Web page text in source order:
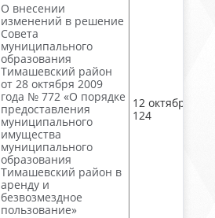
О внесении
изменений в решение
Совета
муниципального
образования
Тимашевский район
от 28 октября 2009
года № 772 «О порядке
предоставления
муниципального
имущества
муниципального
образования
Тимашевский район в
аренду и
безвозмездное
пользование»
12 октября, №
124